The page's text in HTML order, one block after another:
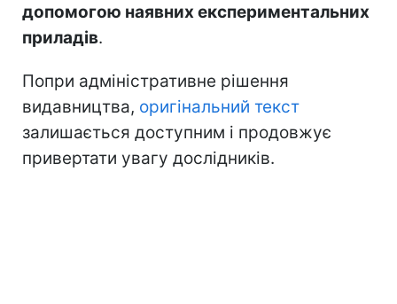
допомогою наявних експериментальних
приладів.
Попри адміністративне рішення
видавництва, оригінальний текст
залишається доступним і продовжує
привертати увагу дослідників.